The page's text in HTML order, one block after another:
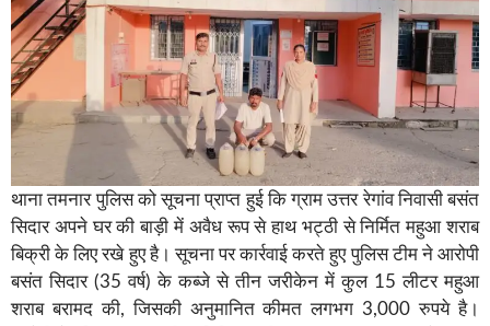
थाना तमनार पुलिस को सूचना प्राप्त हुई कि ग्राम उत्तर रेगांव निवासी बसंत
सिदार अपने घर की बाड़ी में अवैध रूप से हाथ भट्ठी से निर्मित महुआ शराब
बिक्री के लिए रखे हुए है। सूचना पर कार्रवाई करते हुए पुलिस टीम ने आरोपी
बसंत सिदार (35 वर्ष) के कब्जे से तीन जरीकेन में कुल 15 लीटर महुआ
शराब बरामद की, जिसकी अनुमानित कीमत लगभग 3,000 रुपये है।